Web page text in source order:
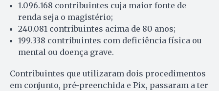
1.096.168 contribuintes cuja maior fonte de
renda seja o magistério;
240.081 contribuintes acima de 80 anos;
199.338 contribuintes com deficiência física ou
mental ou doença grave.
Contribuintes que utilizaram dois procedimentos
em conjunto, pré-preenchida e Pix, passaram a ter